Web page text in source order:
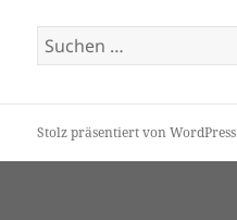
Suchen
nach:
Stolz präsentiert von WordPress